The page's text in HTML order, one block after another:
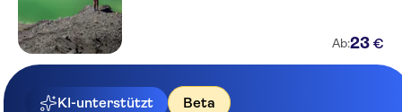
Ab:23 €
KI-unterstützt Beta